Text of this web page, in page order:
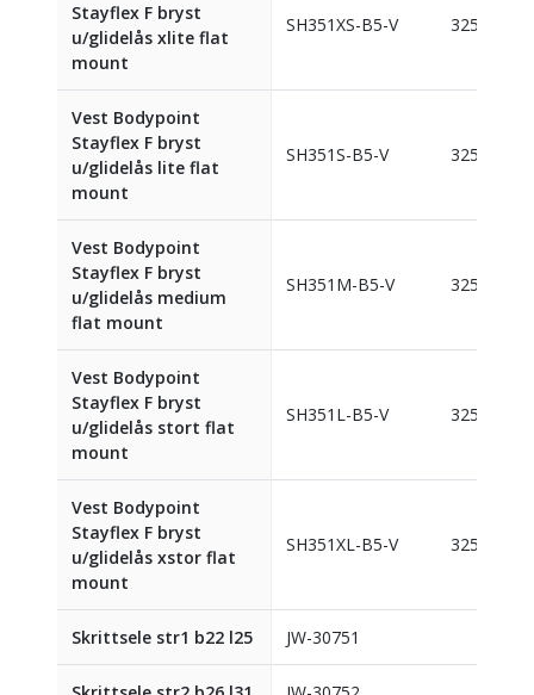
Stayflex F bryst
u/glidelås xlite flat
mount
SH351XS-B5-V 325213
Vest Bodypoint
Stayflex F bryst
u/glidelås lite flat
mount
SH351S-B5-V 325210
Vest Bodypoint
Stayflex F bryst
u/glidelås medium
flat mount
SH351M-B5-V 325211
Vest Bodypoint
Stayflex F bryst
u/glidelås stort flat
mount
SH351L-B5-V 325212
Vest Bodypoint
Stayflex F bryst
u/glidelås xstor flat
mount
SH351XL-B5-V 325209
Skrittsele str1 b22 l25 JW-30751